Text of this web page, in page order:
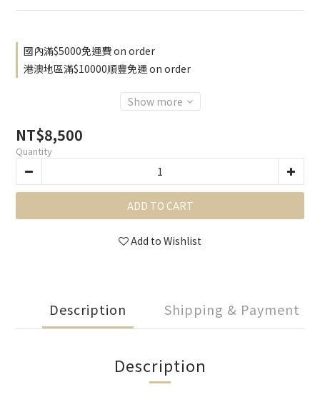
國內滿$5000免運費 on order
港澳地區滿$10000順豐免運 on order
Show more
NT$8,500
Quantity
ADD TO CART
Add to Wishlist
Description Shipping & Payment
Description